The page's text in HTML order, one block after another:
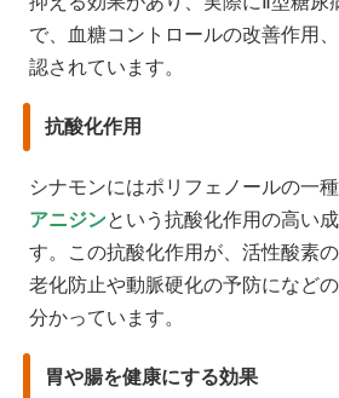
で、血糖コントロールの改善作用
認されています。
抗酸化作用
シナモンにはポリフェノールの一
アニジンという抗酸化作用の高い
す。この抗酸化作用が、活性酸素
老化防止や動脈硬化の予防になど
分かっています。
胃や腸を健康にする効果